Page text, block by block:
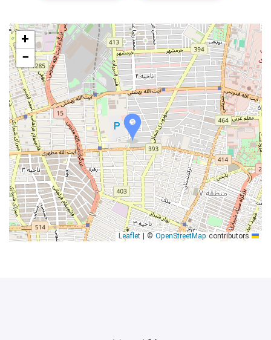
+
−
| © OpenStreetMap contributors